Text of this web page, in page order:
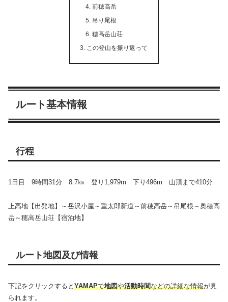
前穂高岳
吊り尾根
穂高岳山荘
この登山を振り返って
ルート基本情報
行程
1日目 9時間31分 8.7㎞ 登り1,979m 下り496m 山頂まで410分
上高地【出発地】～岳沢小屋～重太郎新道～前穂高岳～吊尾根～奥穂高
岳～穂高岳山荘【宿泊地】
ルート地図及び情報
下記をクリックすると YAMAPで地図や活動時間などの詳細な情報が見
られます。